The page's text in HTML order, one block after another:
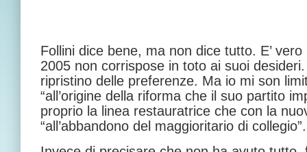
Follini dice bene, ma non dice tutto. E’
2005 non corrispose in toto ai suoi
ripristino delle preferenze. Ma io mi son
“all’origine della riforma che il suo partito
proprio la linea restauratrice che con la
“all’abbandono del maggioritario di collegio”.